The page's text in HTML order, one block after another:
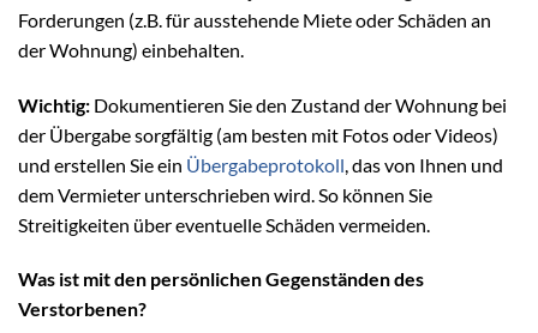
Forderungen (z.B. für ausstehende Miete oder Schäden an
der Wohnung) einbehalten.
Wichtig: Dokumentieren Sie den Zustand der Wohnung bei
der Übergabe sorgfältig (am besten mit Fotos oder Videos)
und erstellen Sie ein Übergabeprotokoll , das von Ihnen und
dem Vermieter unterschrieben wird. So können Sie
Streitigkeiten über eventuelle Schäden vermeiden.
Was ist mit den persönlichen Gegenständen des
Verstorbenen?